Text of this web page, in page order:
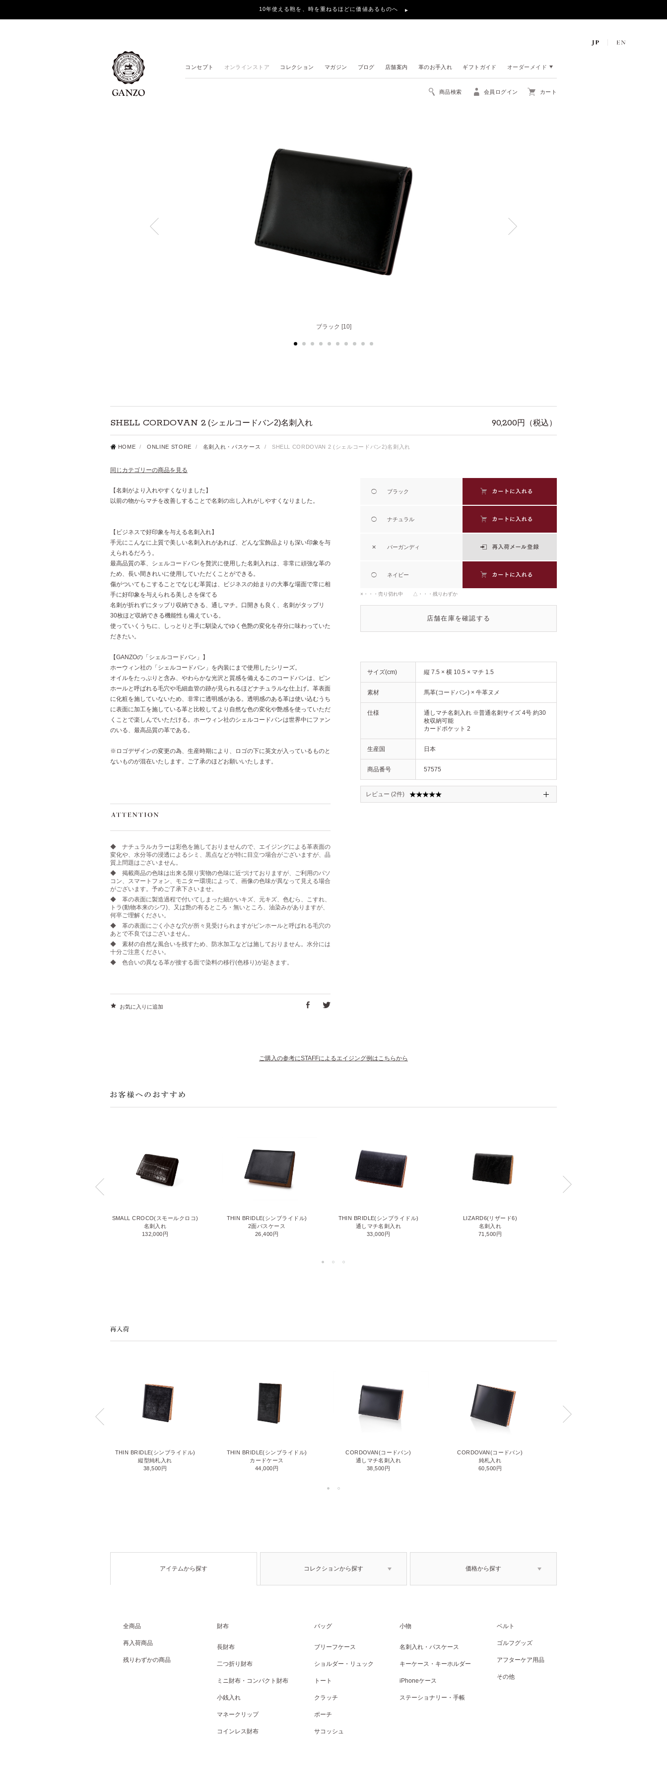
10年使える鞄を、時を重ねるほどに価値あるものへ
コンセプト オンラインストア コレクション マガジン ブログ 店舗案内 革のお手入れ ギフトガイド オーダーメイド
商品検索 会員ログイン カート
ブラック [10]
ナチュラル [40]
SHELL CORDOVAN 2 (シェルコードバン2)名刺入れ 90,200円（税込）
HOME / ONLINE STORE / 名刺入れ・パスケース / SHELL CORDOVAN 2 (シェルコードバン2)名刺入れ
同じカテゴリーの商品を見る
【名刺がより入れやすくなりました】
以前の物からマチを改善しすることで名刺の出し入れがしやすくなりました。
【ビジネスで好印象を与える名刺入れ】
手元にこんなに上質で美しい名刺入れがあれば、どんな宝飾品よりも深い印象を与
えられるだろう。
最高品質の革、シェルコードバンを贅沢に使用した名刺入れは、非常に頑強な革の
ため、長い間きれいに使用していただくことができる。
傷がついてもこすることでなじむ革質は、ビジネスの始まりの大事な場面で常に相
手に好印象を与えられる美しさを保てる
名刺が折れずにタップリ収納できる、通しマチ。口開きも良く、名刺がタップリ
30枚ほど収納できる機能性も備えている。
使っていくうちに、しっとりと手に馴染んでゆく色艶の変化を存分に味わっていた
だきたい。
【GANZOの「シェルコードバン」】
ホーウィン社の「シェルコードバン」を内装にまで使用したシリーズ。
オイルをたっぷりと含み、やわらかな光沢と質感を備えるこのコードバンは、ピン
ホールと呼ばれる毛穴や毛細血管の跡が見られるほどナチュラルな仕上げ。革表面
に化粧を施していないため、非常に透明感がある。透明感のある革は使い込むうち
に表面に加工を施している革と比較してより自然な色の変化や艶感を使っていただ
くことで楽しんでいただける。ホーウィン社のシェルコードバンは世界中にファン
のいる、最高品質の革である。
※ロゴデザインの変更の為、生産時期により、ロゴの下に英文が入っているものと
ないものが混在いたします。ご了承のほどお願いいたします。
◆ ナチュラルカラーは彩色を施しておりませんので、エイジングによる革表面の
変化や、水分等の浸透によるシミ、黒点などが特に目立つ場合がございますが、品
質上問題はございません。
◆ 掲載商品の色味は出来る限り実物の色味に近づけておりますが、ご利用のパソ
コン、スマートフォン、モニター環境によって、画像の色味が異なって見える場合
がございます。予めご了承下さいませ。
◆ 革の表面に製造過程で付いてしまった細かいキズ、元キズ、色むら、こすれ、
トラ(動物本来のシワ)、又は艶の有るところ・無いところ、油染みがありますが、
何卒ご理解ください。
◆ 革の表面にごく小さな穴が所々見受けられますがピンホールと呼ばれる毛穴の
あとで不良ではございません。
◆ 素材の自然な風合いを残すため、防水加工などは施しておりません。水分には
十分ご注意ください。
◆ 色合いの異なる革が接する面で染料の移行(色移り)が起きます。
お気に入りに追加
◯ ブラック
◯ ナチュラル
✕ バーガンディ
◯ ネイビー
×・・・売り切れ中 △・・・残りわずか
店舗在庫を確認する
サイズ(cm) 縦 7.5 × 横 10.5 × マチ 1.5
素材 馬革(コードバン) × 牛革ヌメ
仕様
通しマチ名刺入れ ※普通名刺サイズ 4号 約30
枚収納可能
カードポケット 2
生産国 日本
商品番号 57575
レビュー (2件)
ご購入の参考にSTAFFによるエイジング例はこちらから
SMALL CROCO(スモールクロコ)
名刺入れ
132,000円
THIN BRIDLE(シンブライドル)
2面パスケース
26,400円
THIN BRIDLE(シンブライドル)
通しマチ名刺入れ
33,000円
LIZARD6(リザード6)
名刺入れ
71,500円
THIN BRIDLE(シンブライドル)
縦型純札入れ
38,500円
THIN BRIDLE(シンブライドル)
カードケース
44,000円
CORDOVAN(コードバン)
通しマチ名刺入れ
38,500円
CORDOVAN(コードバン)
純札入れ
60,500円
アイテムから探す コレクションから探す 価格から探す
全商品
再入荷商品
残りわずかの商品
財布
長財布
二つ折り財布
ミニ財布・コンパクト財布
小銭入れ
マネークリップ
コインレス財布
バッグ
ブリーフケース
ショルダー・リュック
トート
クラッチ
ポーチ
サコッシュ
小物
名刺入れ・パスケース
キーケース・キーホルダー
iPhoneケース
ステーショナリー・手帳
ベルト
ゴルフグッズ
アフターケア用品
その他